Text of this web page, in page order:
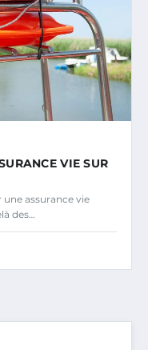
VIE SUR
une assurance vie
des…